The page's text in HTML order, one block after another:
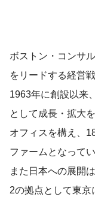
ボストン・コンサ
をリードする経営
1963年に創設以来
として成長・拡大
オフィスを構え、
ファームとなってい
また日本への展開
2の拠点として東